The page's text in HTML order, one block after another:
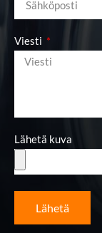
Viesti
Lähetä kuva
Lähetä